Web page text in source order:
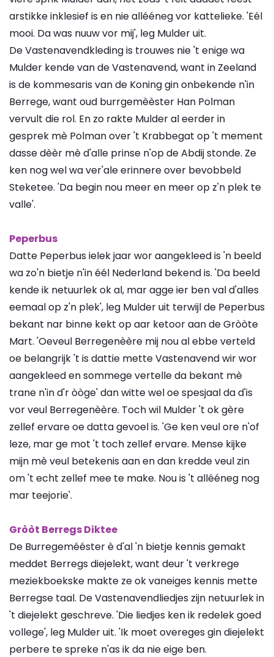
arstikke inklesief is en nie allééneg vor kattelieke. 'Eél
mooi. Da was nuuw vor mij', leg Mulder uit.
De Vastenavendkleding is trouwes nie 't enige wa
Mulder kende van de Vastenavend, want in Zeeland
is de kommesaris van de Koning gin onbekende n'in
Berrege, want oud burrgemèèster Han Polman
vervult die rol. En zo rakte Mulder al eerder in
gesprek mè Polman over 't Krabbegat op 't mement
dasse dèèr mè d'alle prinse n'op de Abdij stonde. Ze
ken nog wel wa ver'ale erinnere over bevobbeld
Steketee. 'Da begin nou meer en meer op z'n plek te
valle'.
Peperbus
Datte Peperbus ielek jaar wor aangekleed is 'n beeld
wa zo'n bietje n'in éél Nederland bekend is. 'Da beeld
kende ik netuurlek ok al, mar agge ier ben val d'alles
eemaal op z'n plek', leg Mulder uit terwijl de Peperbus
bekant nar binne kekt op aar ketoor aan de Gròòte
Mart. 'Oeveul Berregenèère mij nou al ebbe verteld
oe belangrijk 't is dattie mette Vastenavend wir wor
aangekleed en sommege vertelle da bekant mè
trane n'in d'r òòge' dan witte wel oe spesjaal da d'is
vor veul Berregenèère. Toch wil Mulder 't ok gère
zellef ervare oe datta gevoel is. 'Ge ken veul ore n'of
leze, mar ge mot 't toch zellef ervare. Mense kijke
mijn mè veul betekenis aan en dan kredde veul zin
om 't echt zellef mee te make. Nou is 't allééneg nog
mar teejorie'.
Gròòt Berregs Diktee
De Burregemééster è d'al 'n bietje kennis gemakt
meddet Berregs diejelekt, want deur 't verkrege
meziekboekske makte ze ok vaneiges kennis mette
Berregse taal. De Vastenavendliedjes zijn netuurlek in
't diejelekt geschreve. 'Die liedjes ken ik redelek goed
vollege', leg Mulder uit. 'Ik moet overeges gin diejelekt
perbere te spreke n'as ik da nie eige ben.